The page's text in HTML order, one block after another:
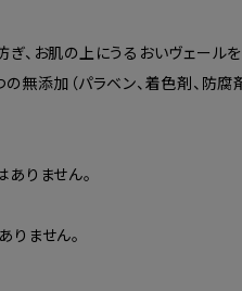
、お肌の上にうるおいヴェール
添加（パラベン、着色剤、防腐剤
りません。
ません。